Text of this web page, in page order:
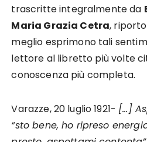
trascritte integralmente da
Maria Grazia Cetra,
meglio esprimono tali
lettore al libretto più volte
conoscenza più completa.
Varazze, 20 luglio 1921- […]
“sto bene, ho ripreso